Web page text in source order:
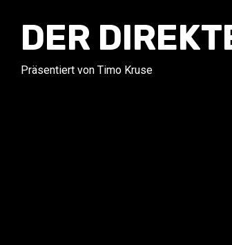
DER
Präsentiert von Timo Kruse